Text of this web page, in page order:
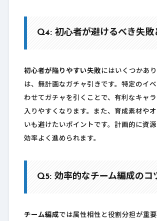
Q4: 初心者が避けるべき失敗
初心者が陥りやすい失敗にはいくつかあ
は、無計画なガチャ引きです。特定のイ
わせてガチャを引くことで、有利なキャ
入りやすくなります。また、育成素材や
いも避けたいポイントです。計画的に資
効率よく進められます。
Q5: 効率的なチーム編成のコ
チーム編成では属性相性と役割分担が重要